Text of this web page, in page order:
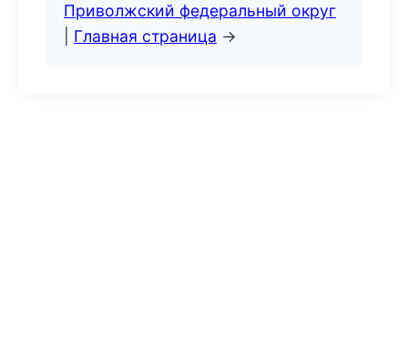
Приволжский федеральный округ
Главная страница →